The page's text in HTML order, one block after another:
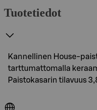
Tuotetiedot
Kannellinen House-
tarttumattomalla
Paistokasarin tilavuus